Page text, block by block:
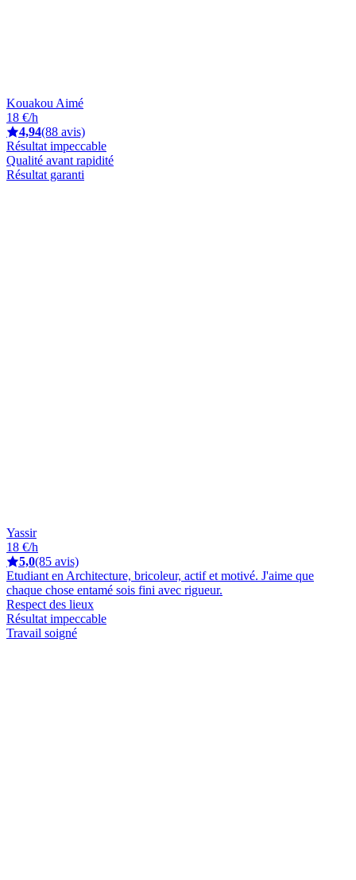
Kouakou Aimé
18 €/h
4,94(88 avis)
Résultat impeccable
Qualité avant rapidité
Résultat garanti
Yassir
18 €/h
5,0(85 avis)
Etudiant en Architecture, bricoleur, actif et motivé. J'aime que
chaque chose entamé sois fini avec rigueur.
Respect des lieux
Résultat impeccable
Travail soigné